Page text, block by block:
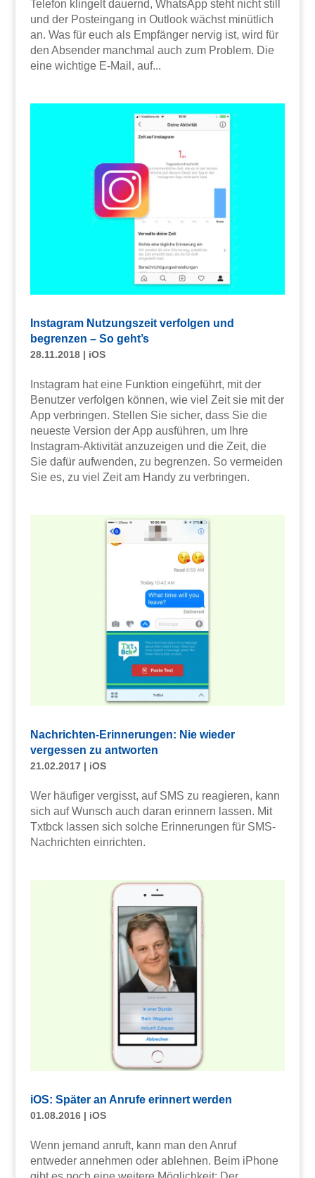
Telefon klingelt dauernd, WhatsApp steht nicht still
und der Posteingang in Outlook wächst minütlich
an. Was für euch als Empfänger nervig ist, wird für
den Absender manchmal auch zum Problem. Die
eine wichtige E-Mail, auf...
Instagram Nutzungszeit verfolgen und
begrenzen – So geht’s
28.11.2018| iOS
Instagram hat eine Funktion eingeführt, mit der
Benutzer verfolgen können, wie viel Zeit sie mit der
App verbringen. Stellen Sie sicher, dass Sie die
neueste Version der App ausführen, um Ihre
Instagram-Aktivität anzuzeigen und die Zeit, die
Sie dafür aufwenden, zu begrenzen. So vermeiden
Sie es, zu viel Zeit am Handy zu verbringen.
Nachrichten-Erinnerungen: Nie wieder
vergessen zu antworten
21.02.2017| iOS
Wer häufiger vergisst, auf SMS zu reagieren, kann
sich auf Wunsch auch daran erinnern lassen. Mit
Txtbck lassen sich solche Erinnerungen für SMS-
Nachrichten einrichten.
iOS: Später an Anrufe erinnert werden
01.08.2016| iOS
Wenn jemand anruft, kann man den Anruf
entweder annehmen oder ablehnen. Beim iPhone